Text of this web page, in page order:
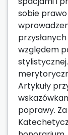
sobie
względem
Artykuły
poprawy.